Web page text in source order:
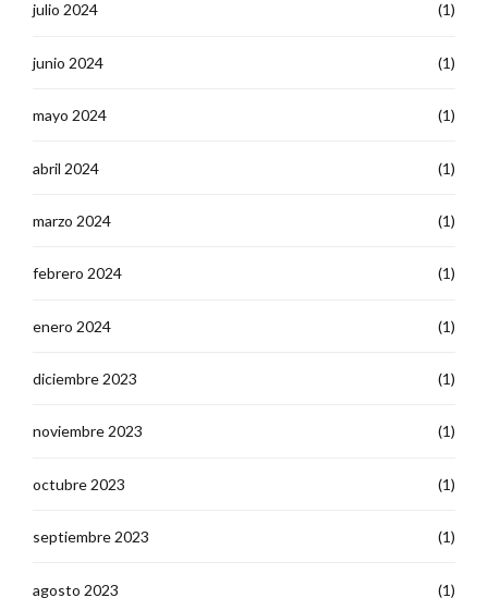
julio 2024 (1)
junio 2024 (1)
mayo 2024 (1)
abril 2024 (1)
marzo 2024 (1)
febrero 2024 (1)
enero 2024 (1)
diciembre 2023 (1)
noviembre 2023 (1)
octubre 2023 (1)
septiembre 2023 (1)
agosto 2023 (1)